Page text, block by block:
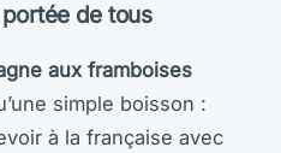
de tous
aux framboises
simple boisson :
à la française avec